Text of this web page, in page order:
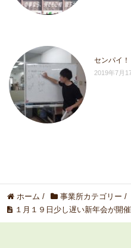
センパイ！
2019年7月
ホーム / 事業所カテゴリー /
１月１９日少し遅い新年会が開